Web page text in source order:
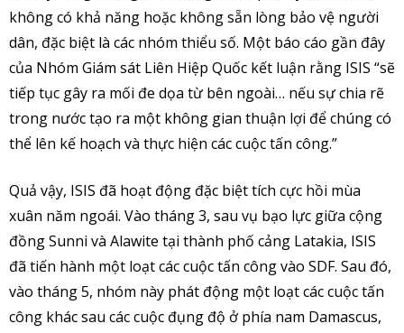
không có khả năng hoặc không sẵn lòng bảo vệ người
dân, đặc biệt là các nhóm thiểu số. Một báo cáo gần đây
của Nhóm Giám sát Liên Hiệp Quốc kết luận rằng ISIS “sẽ
tiếp tục gây ra mối đe dọa từ bên ngoài… nếu sự chia rẽ
trong nước tạo ra một không gian thuận lợi để chúng có
thể lên kế hoạch và thực hiện các cuộc tấn công.”
Quả vậy, ISIS đã hoạt động đặc biệt tích cực hồi mùa
xuân năm ngoái. Vào tháng 3, sau vụ bạo lực giữa cộng
đồng Sunni và Alawite tại thành phố cảng Latakia, ISIS
đã tiến hành một loạt các cuộc tấn công vào SDF. Sau đó,
vào tháng 5, nhóm này phát động một loạt các cuộc tấn
công khác sau các cuộc đụng độ ở phía nam Damascus,